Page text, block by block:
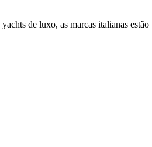
de luxo, as marcas italianas estão